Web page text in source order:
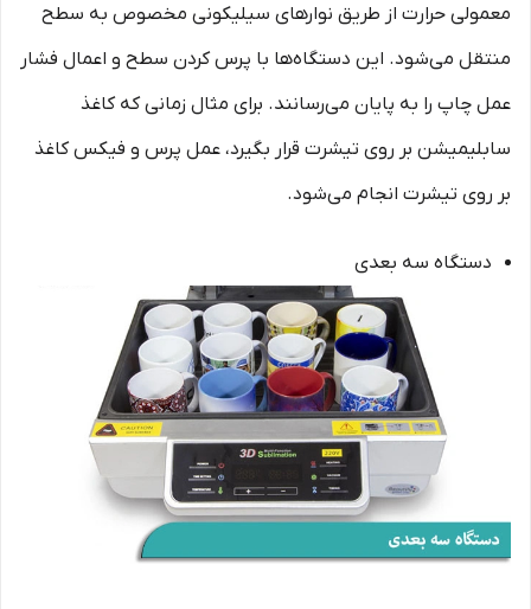
معمولی حرارت از طریق نوارهای سیلیکونی مخصوص به سطح
منتقل می‌شود. این دستگاه‌ها با پرس کردن سطح و اعمال فشار
عمل چاپ را به پایان می‌رسانند. برای مثال زمانی که کاغذ
سابلیمیشن بر روی تیشرت قرار بگیرد، عمل پرس و فیکس کاغذ
بر روی تیشرت انجام می‌شود.
دستگاه سه بعدی